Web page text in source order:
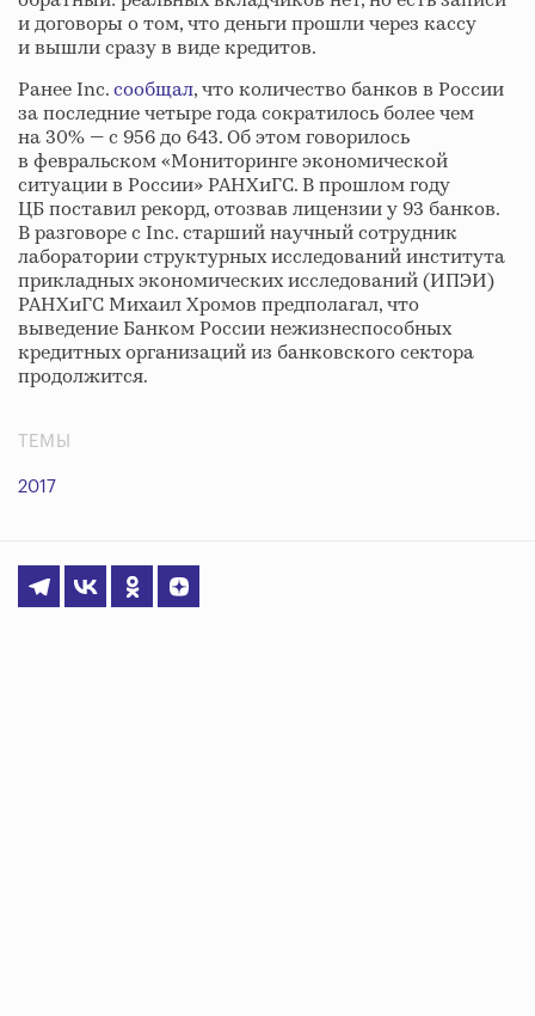
и договоры о том, что деньги прошли через кассу
и вышли сразу в виде кредитов.
Ранее Inc.сообщал, что количество банков в России
за последние четыре года сократилось более чем
на 30% — с 956 до 643. Об этом говорилось
в февральском «Мониторинге экономической
ситуации в России» РАНХиГС. В прошлом году
ЦБ поставил рекорд, отозвав лицензии у 93 банков.
В разговоре с Inc. старший научный сотрудник
лаборатории структурных исследований института
прикладных экономических исследований (ИПЭИ)
РАНХиГС Михаил Хромов предполагал, что
выведение Банком России нежизнеспособных
кредитных организаций из банковского сектора
продолжится.
ТЕМЫ
2017